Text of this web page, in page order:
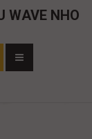
WAVE NHO